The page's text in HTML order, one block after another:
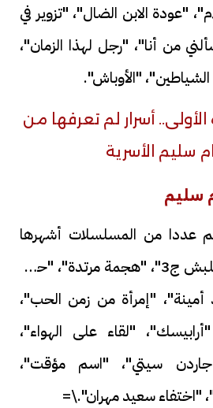
"عودة الابن الضال"، "تزوير في
من أنا"، "رجل لهذا الزمان"،
"الأوباش".
سليم
عددا من المسلسلات أشهرها
"أماكن في القلب"، "كلبش ج3"، "هجمة مرتدة"، "حرب
"إمرأة من زمن الحب"،
"لقاء على الهواء"،
جاردن سيتي"، "اسم مؤقت"،
"اختفاء سعيد مهران".\=